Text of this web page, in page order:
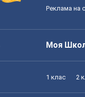
Реклама на
Моя
1 клас 2